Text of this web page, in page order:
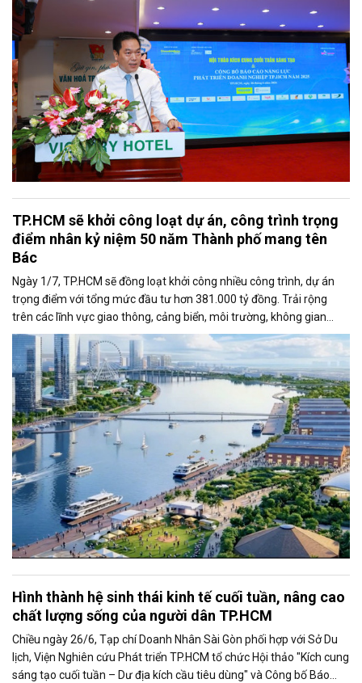
TP.HCM sẽ khởi công loạt dự án, công trình trọng
điểm nhân kỷ niệm 50 năm Thành phố mang tên
Bác
Ngày 1/7, TP.HCM sẽ đồng loạt khởi công nhiều công trình, dự án
trọng điểm với tổng mức đầu tư hơn 381.000 tỷ đồng. Trải rộng
trên các lĩnh vực giao thông, cảng biển, môi trường, không gian
công cộng và nhà ở xã hội, các dự án được kỳ vọng tạo động lực
tăng trưởng mới, mở rộng không gian phát triển và nâng cao năng
lực cạnh tranh của đô thị lớn nhất cả nước.
Hình thành hệ sinh thái kinh tế cuối tuần, nâng cao
chất lượng sống của người dân TP.HCM
Chiều ngày 26/6, Tạp chí Doanh Nhân Sài Gòn phối hợp với Sở Du
lịch, Viện Nghiên cứu Phát triển TP.HCM tổ chức Hội thảo "Kích cung
sáng tạo cuối tuần – Dư địa kích cầu tiêu dùng" và Công bố Báo